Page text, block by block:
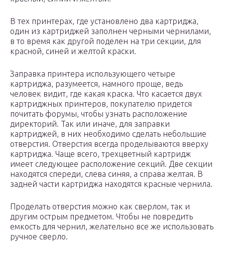
В тех принтерах, где установлено два картриджа,
один из картриджей заполнен черными чернилами,
в то время как другой поделен на три секции, для
красной, синей и желтой краски.
Заправка принтера использующего четыре
картриджа, разумеется, намного проще, ведь
человек видит, где какая краска. Что касается двух
картриджных принтеров, покупателю придется
почитать форумы, чтобы узнать расположение
директорий. Так или иначе, для заправки
картриджей, в них необходимо сделать небольшие
отверстия. Отверстия всегда проделываются вверху
картриджа. Чаще всего, трехцветный картридж
имеет следующее расположение секций. Две секции
находятся спереди, слева синяя, а справа желтая. В
задней части картриджа находятся красные чернила.
Проделать отверстия можно как сверлом, так и
другим острым предметом. Чтобы не повредить
емкость для чернил, желательно все же использовать
ручное сверло.